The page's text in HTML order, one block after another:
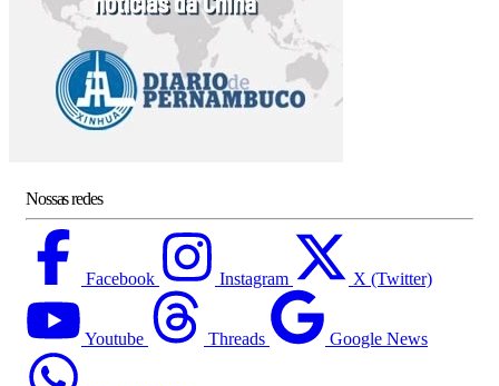
Nossas redes
Facebook Instagram X (Twitter)
Youtube Threads Google News